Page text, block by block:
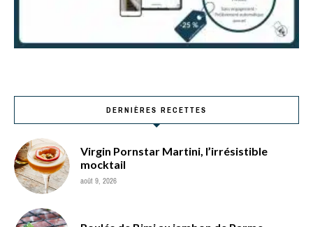
DERNIÈRES RECETTES
Virgin Pornstar Martini, l’irrésistible
mocktail
août 9, 2026